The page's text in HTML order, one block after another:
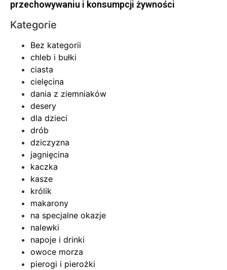
przechowywaniu i konsumpcji żywności
Kategorie
Bez kategorii
chleb i bułki
ciasta
cielęcina
dania z ziemniaków
desery
dla dzieci
drób
dziczyzna
jagnięcina
kaczka
kasze
królik
makarony
na specjalne okazje
nalewki
napoje i drinki
owoce morza
pierogi i pierożki